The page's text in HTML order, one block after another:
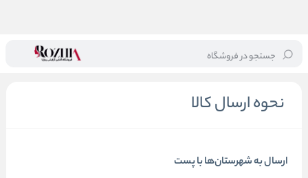
جستجو در فروشگاه
خانه/ نحوه ارسال کالا
نحوه ارسال کالا
ارسال به شهرستان‌ها با پست